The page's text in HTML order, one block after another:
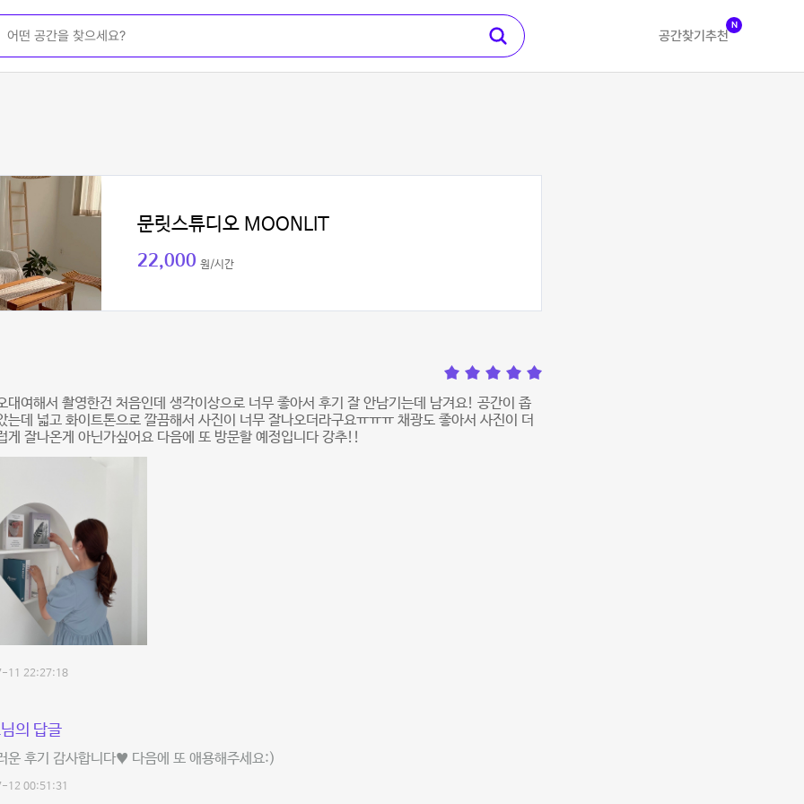
공간찾기 추천
N
문릿스튜디오 MOONLIT
22,000 원/시간
대여해서 촬영한건 처음인데 생각이상으로 너무 좋아서 후기 잘 안남기는데 남겨요! 공간이 좁
는데 넓고 화이트톤으로 깔끔해서 사진이 너무 잘나오더라구요ㅠㅠㅠ 채광도 좋아서 사진이 더
게 잘나온게 아닌가싶어요 다음에 또 방문할 예정입니다 강추!!
11 22:27:18
의 답글
운 후기 감사합니다♥ 다음에 또 애용해주세요:)
12 00:51:31